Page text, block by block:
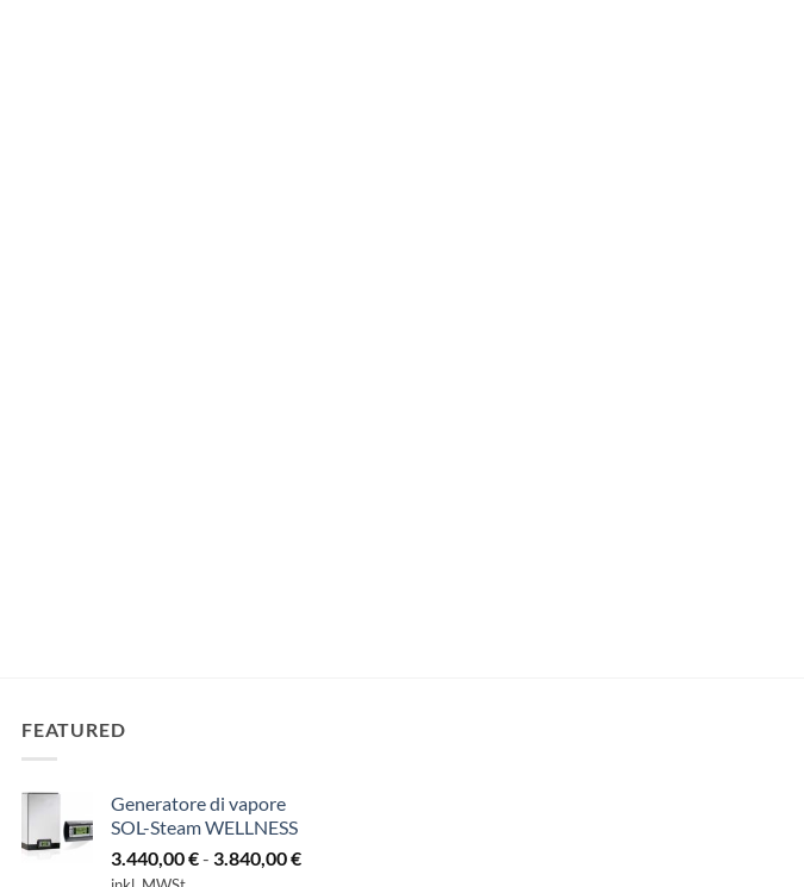
FEATURED
Generatore di vapore
SOL-Steam WELLNESS
3.440,00€- 3.840,00€Fascia